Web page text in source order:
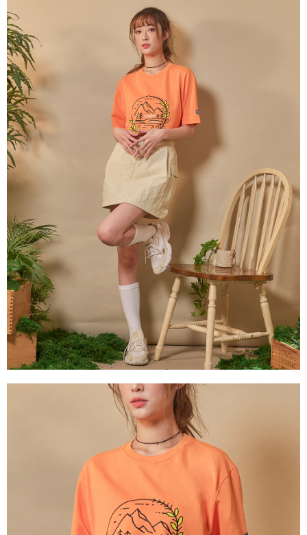
2.透過簡訊連結打開帳單後，可選擇「超商條碼／台灣大直營門市／銀行轉
帳／街口支付／iPASS MONEY」等通路繳費。
【注意事項】
1.本服務係由「台灣大哥大股份有限公司」（以下簡稱本公司）所提供，讓
用戶於交易時，得透過本服務購買商品或服務，並由商店將買賣／分期付款
買賣價金債權讓與本公司後，依約使用本公司帳單繳交帳款。
2.基於同意付款使用「大哥付你分期」之契約關係目的，商店將以您的個人
資料（包含姓名、電話或地址）提供予台灣大哥大進項蒐集、處理及利用，
由本公司與您本人進行分期帳單所需資料之確認、核對及更正。
3.完整用戶服務條款，請詳閱以下連結：https://oppay.tw/userRule
１．於結帳方式選擇「AFTEE先享後付」後，將跳轉至「AFTEE先享後付」
結帳頁面，進行簡訊認證並確認金額後，即可完成結帳。
２．訂單成立數日內，您將收到繳費通知簡訊。
３．收到繳費通知簡訊後14天內，點擊此簡訊中的連結，可透過四大超商／
ATM／網路銀行／等多元方式進行付款，方視為交易完成。
※ 請注意：結帳手續完成當下不需立刻繳費，但若您需要取消訂單，請聯絡
購買商品的店家。未經商家同意取消之訂單仍視為有效，需透過AFTEE先享
後付繳納相關費用。
※ 交易是否成功請以「AFTEE先享後付 」之結帳頁面顯示為準，若有關於
是否繳費成功／繳費後需取消欲退款等相關疑問，請聯繫「AFTEE先享後付
客戶支援中心」
https://netprotections.freshdesk.com/support/home
１．透過由恩沛科技股份有限公司提供之「AFTEE先享後付」服務完成之交
易，需依本服務之必要範圍內提供個人資料，並將交易相關給付款項請求債
權轉讓予恩沛科技股份有限公司。
２．關於個人資料處理事宜，請瀏覽以下網址：
https://aftee.tw/terms/#terms3
３．未成年的使用者請事先徵得法定代理人或監護人之同意方可使用
「AFTEE先享後付」，若未經同意申辦者引起之損失，本公司不負相關責
任。
４．使用「AFTEE先享後付」時，將依據個別帳號之用戶狀況，依本公司即
時審查核予不同之上限額度；若仍有額度不足之情形，本公司將視審查結果
請求用戶進行身份認證。
５．嚴禁一人註冊多個帳號或使用他人資訊註冊。若發現惡意使用之情形，
恩沛科技股份有限公司將有權停止該用戶之使用額度並採取法律行動。
付款後全家取貨
每筆NT$80，滿NT$1,000(含以上)免運費
萊爾富取貨付款
每筆NT$80，滿NT$1,000(含以上)免運費
付款後萊爾富取貨
每筆NT$80，滿NT$1,000(含以上)免運費
7-11取貨付款
每筆NT$80，滿NT$1,000(含以上)免運費
每筆NT$80，滿NT$1,000(含以上)免運費
宅配
每筆NT$80，滿NT$1,000(含以上)免運費
外島宅配
每筆NT$200
海外宅配 查看運費